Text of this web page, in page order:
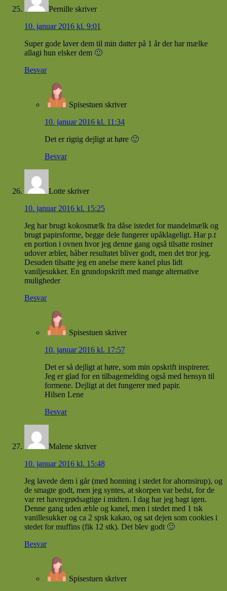
Pernille skriver
10. januar 2016 kl. 9:01
Super gode laver dem til min datter på 1 år der har mælke
allagi hun elsker dem 🙂
Besvar
Spisestuen skriver
10. januar 2016 kl. 11:34
Det er rigtig dejligt at høre 🙂
Besvar
Lotte skriver
10. januar 2016 kl. 15:25
Jeg har brugt kokosmælk fra dåse istedet for mandelmælk og
brugt papirsforme, begge dele fungerer upåklageligt. Har p.t
en portion i ovnen hvor jeg denne gang også tilsatte rosiner
udover æbler, håber resultatet bliver godt, men det tror jeg.
Desuden tilsatte jeg en anelse mere kanel plus lidt
vaniljesukker. En grundopskrift med mange alternative
muligheder
Besvar
Spisestuen skriver
10. januar 2016 kl. 17:57
Det er så dejligt at høre, som min opskrift inspirerer.
Jeg er glad for en tilbagemelding også med hensyn til
formene. Dejligt at det fungerer med papir.
Hilsen Lene
Besvar
Malene skriver
10. januar 2016 kl. 15:48
Jeg lavede dem i går (med honning i stedet for ahornsirup), og
de smagte godt, men jeg syntes, at skorpen var bedst, for de
var ret havregrødsagtige i midten. I dag har jeg bagt igen.
Denne gang uden æble og kanel, men i stedet med 1 tsk
vanillesukker og ca 2 spsk kakao, og sat dejen som cookies i
stedet for muffins (fik 12 stk). Det blev godt 🙂
Besvar
Spisestuen skriver